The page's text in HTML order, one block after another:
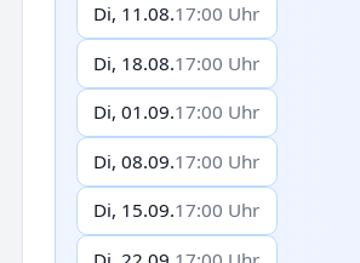
Di, 11.08.17:00 Uhr
Di, 18.08.17:00 Uhr
Di, 01.09.17:00 Uhr
Di, 08.09.17:00 Uhr
Di, 15.09.17:00 Uhr